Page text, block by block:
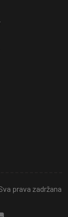
prava zadržana